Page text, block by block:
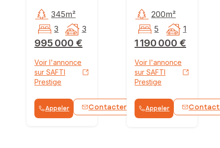
995 000 €
345m²
3
3
Voir l'annonce
sur SAFTI
Prestige
Appeler Contacter
1 190 000 €
200m²
5
1
Voir l'annonce
sur SAFTI
Prestige
Appeler